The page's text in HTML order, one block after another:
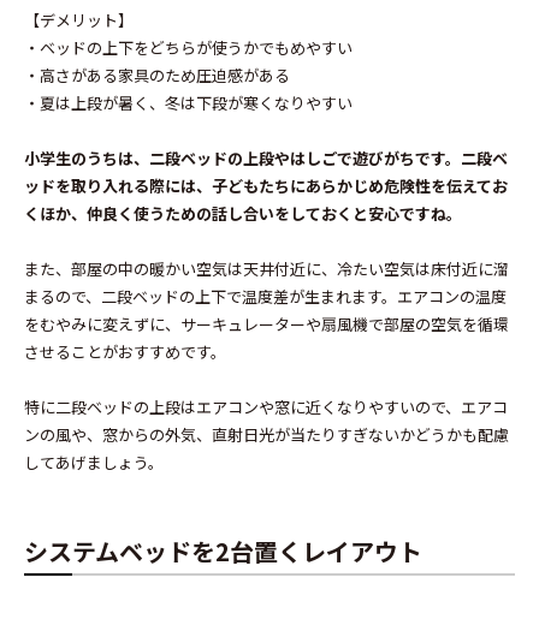
【デメリット】
・ベッドの上下をどちらが使うかでもめやすい
・高さがある家具のため圧迫感がある
・夏は上段が暑く、冬は下段が寒くなりやすい
小学生のうちは、二段ベッドの上段やはしごで遊びがちです。二段ベ
ッドを取り入れる際には、子どもたちにあらかじめ危険性を伝えてお
くほか、仲良く使うための話し合いをしておくと安心ですね。
また、部屋の中の暖かい空気は天井付近に、冷たい空気は床付近に溜
まるので、二段ベッドの上下で温度差が生まれます。エアコンの温度
をむやみに変えずに、サーキュレーターや扇風機で部屋の空気を循環
させることがおすすめです。
特に二段ベッドの上段はエアコンや窓に近くなりやすいので、エアコ
ンの風や、窓からの外気、直射日光が当たりすぎないかどうかも配慮
してあげましょう。
システムベッドを2台置くレイアウト